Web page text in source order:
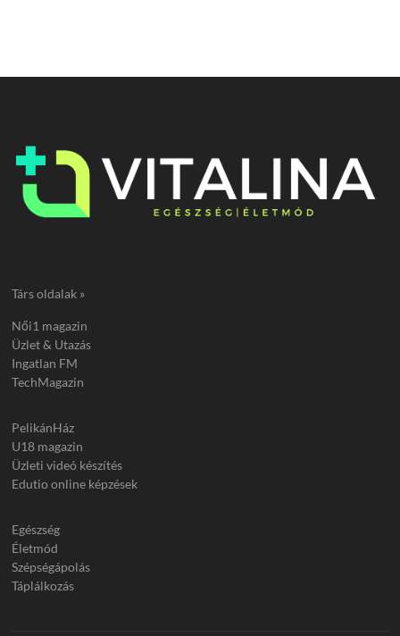
Társ oldalak »
Női1 magazin
Üzlet & Utazás
Ingatlan FM
TechMagazin
PelikánHáz
U18 magazin
Üzleti videó készítés
Edutio online képzések
Egészség
Életmód
Szépségápolás
Táplálkozás